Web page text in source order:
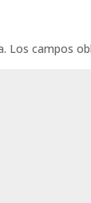
Los campos